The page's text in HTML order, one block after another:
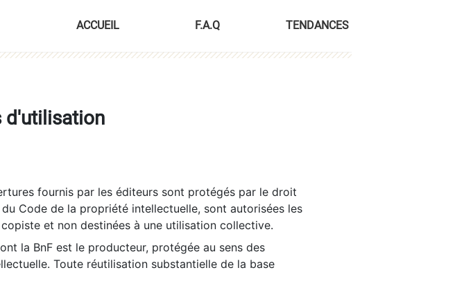
ACCUEIL F.A.Q TENDANCES
d'utilisation
fournis par les éditeurs sont protégés par le droit
Code de la propriété intellectuelle, sont autorisées les
et non destinées à une utilisation collective.
la BnF est le producteur, protégée au sens des
Toute réutilisation substantielle de la base